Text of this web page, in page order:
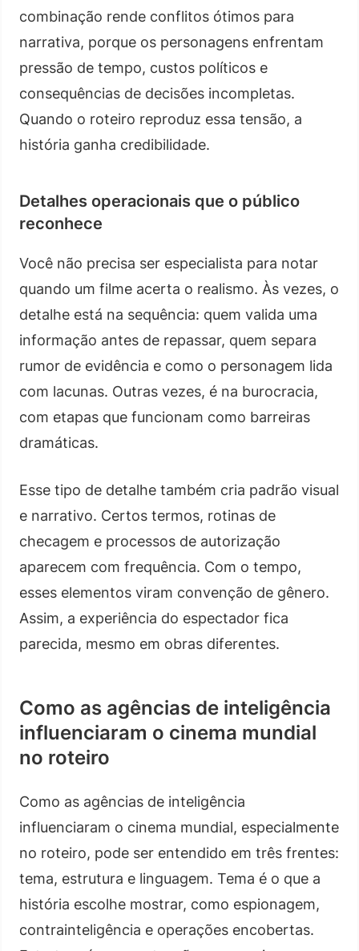
combinação rende conflitos ótimos para
narrativa, porque os personagens enfrentam
pressão de tempo, custos políticos e
consequências de decisões incompletas.
Quando o roteiro reproduz essa tensão, a
história ganha credibilidade.
Detalhes operacionais que o público
reconhece
Você não precisa ser especialista para notar
quando um filme acerta o realismo. Às vezes, o
detalhe está na sequência: quem valida uma
informação antes de repassar, quem separa
rumor de evidência e como o personagem lida
com lacunas. Outras vezes, é na burocracia,
com etapas que funcionam como barreiras
dramáticas.
Esse tipo de detalhe também cria padrão visual
e narrativo. Certos termos, rotinas de
checagem e processos de autorização
aparecem com frequência. Com o tempo,
esses elementos viram convenção de gênero.
Assim, a experiência do espectador fica
parecida, mesmo em obras diferentes.
Como as agências de inteligência
influenciaram o cinema mundial
no roteiro
Como as agências de inteligência
influenciaram o cinema mundial, especialmente
no roteiro, pode ser entendido em três frentes:
tema, estrutura e linguagem. Tema é o que a
história escolhe mostrar, como espionagem,
contrainteligência e operações encobertas.